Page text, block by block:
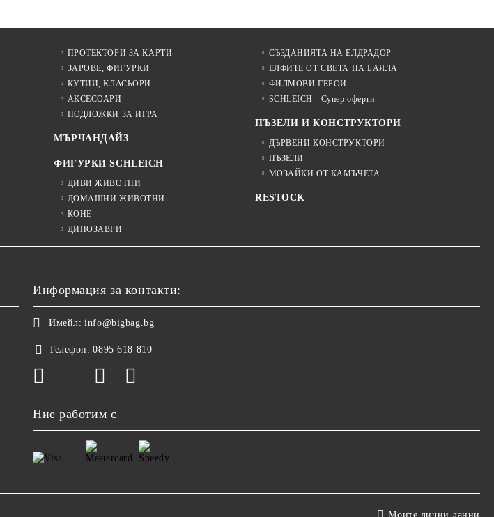
ПРОТЕКТОРИ ЗА КАРТИ
ЗАРОВЕ, ФИГУРКИ
КУТИИ, КЛАСЬОРИ
АКСЕСОАРИ
ПОДЛОЖКИ ЗА ИГРА
МЪРЧАНДАЙЗ
ФИГУРКИ SCHLEICH
ДИВИ ЖИВОТНИ
ДОМАШНИ ЖИВОТНИ
КОНЕ
ДИНОЗАВРИ
СЪЗДАНИЯТА НА ЕЛДРАДОР
ЕЛФИТЕ ОТ СВЕТА НА БАЯЛА
ФИЛМОВИ ГЕРОИ
SCHLEICH - Супер оферти
ПЪЗЕЛИ И КОНСТРУКТОРИ
ДЪРВЕНИ КОНСТРУКТОРИ
ПЪЗЕЛИ
МОЗАЙКИ ОТ КАМЪЧЕТА
RESTOCK
Информация за контакти:
Имейл: info@bigbag.bg
Телефон: 0895 618 810
Ние работим с
Моите лични данни